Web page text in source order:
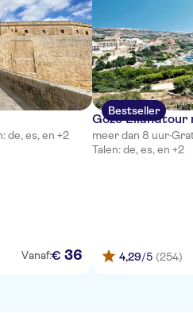
de, es, en +2
Vanaf:€ 36
Bestseller
Gozo
meer dan 8 uur·
Talen: de, es, en +2
4,29/5 (254)